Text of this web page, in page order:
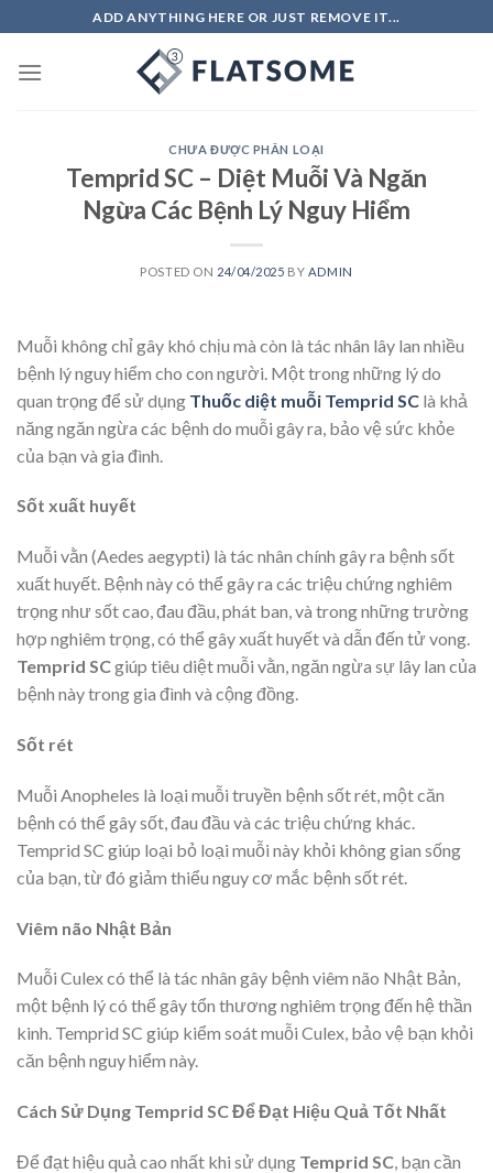
to
content
ADD ANYTHING HERE OR JUST REMOVE IT...
CHƯA ĐƯỢC PHÂN LOẠI
Temprid SC – Diệt Muỗi Và Ngăn
Ngừa Các Bệnh Lý Nguy Hiểm
POSTED ON 24/04/2025 BY ADMIN
Muỗi không chỉ gây khó chịu mà còn là tác nhân lây lan nhiều
bệnh lý nguy hiểm cho con người. Một trong những lý do
quan trọng để sử dụng Thuốc diệt muỗi Temprid SC là khả
năng ngăn ngừa các bệnh do muỗi gây ra, bảo vệ sức khỏe
của bạn và gia đình.
Sốt xuất huyết
Muỗi vằn (Aedes aegypti) là tác nhân chính gây ra bệnh sốt
xuất huyết. Bệnh này có thể gây ra các triệu chứng nghiêm
trọng như sốt cao, đau đầu, phát ban, và trong những trường
hợp nghiêm trọng, có thể gây xuất huyết và dẫn đến tử vong.
Temprid SCgiúp tiêu diệt muỗi vằn, ngăn ngừa sự lây lan của
bệnh này trong gia đình và cộng đồng.
Sốt rét
Muỗi Anopheles là loại muỗi truyền bệnh sốt rét, một căn
bệnh có thể gây sốt, đau đầu và các triệu chứng khác.
Temprid SC giúp loại bỏ loại muỗi này khỏi không gian sống
của bạn, từ đó giảm thiểu nguy cơ mắc bệnh sốt rét.
Viêm não Nhật Bản
Muỗi Culex có thể là tác nhân gây bệnh viêm não Nhật Bản,
một bệnh lý có thể gây tổn thương nghiêm trọng đến hệ thần
kinh. Temprid SC giúp kiểm soát muỗi Culex, bảo vệ bạn khỏi
căn bệnh nguy hiểm này.
Cách Sử Dụng Temprid SC Để Đạt Hiệu Quả Tốt Nhất
Để đạt hiệu quả cao nhất khi sử dụng Temprid SC, bạn cần